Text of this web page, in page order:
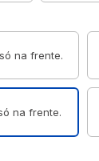
na frente.
na frente.